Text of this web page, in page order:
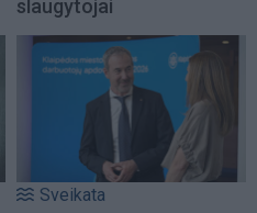
slaugytojai
Sveikata